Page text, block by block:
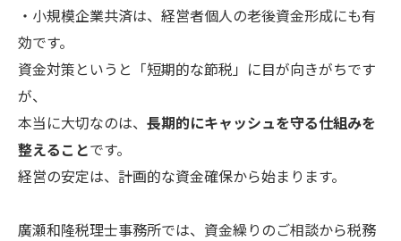
・小規模企業共済は、経営者個人の老後資金形成にも有
効です。
資金対策というと「短期的な節税」に目が向きがちです
が、
本当に大切なのは、 長期的にキャッシュを守る仕組みを
整えることです。
経営の安定は、計画的な資金確保から始まります。
廣瀬和隆税理士事務所では、資金繰りのご相談から税務